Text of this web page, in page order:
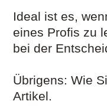
Ideal ist es,
eines Profis zu
bei der
Übrigens: Wie
Artikel.